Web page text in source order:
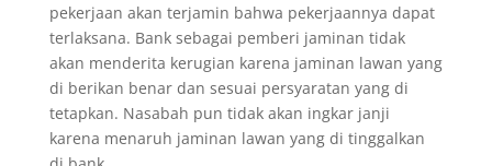
pekerjaan akan terjamin bahwa pekerjaannya dapat
terlaksana. Bank sebagai pemberi jaminan tidak
akan menderita kerugian karena jaminan lawan yang
di berikan benar dan sesuai persyaratan yang di
tetapkan. Nasabah pun tidak akan ingkar janji
karena menaruh jaminan lawan yang di tinggalkan